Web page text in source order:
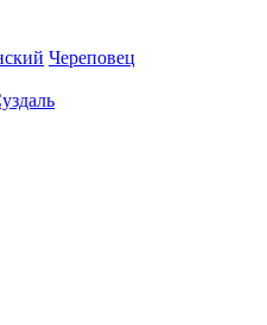
Череповец